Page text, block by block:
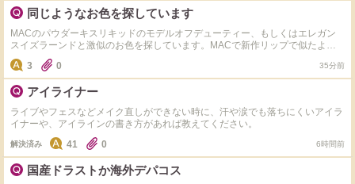
同じようなお色を探しています
MACのパウダーキスリキッドのモデルオフデューティー、もしくはエレガン
スイズラーンドと激似のお色を探しています。MACで新作リップで似たよう
なお色を店頭でご紹介いただき購入したのですが微妙に違っておりました。
MACのマットリップが大好きなのですが、他社さまのマット経験が無いの
で、もしかして似たテクスチャーでお色が合えば試してみたいです。是非ご教
示いただけますでしょうか。よろしくお願いいたします。
3 0 35分前
アイライナー
ライブやフェスなどメイク直しができない時に、汗や涙でも落ちにくいアイラ
イナーや、アイラインの書き方があれば教えてください。
解決済み 41 0 6時間前
国産ドラストか海外デパコス